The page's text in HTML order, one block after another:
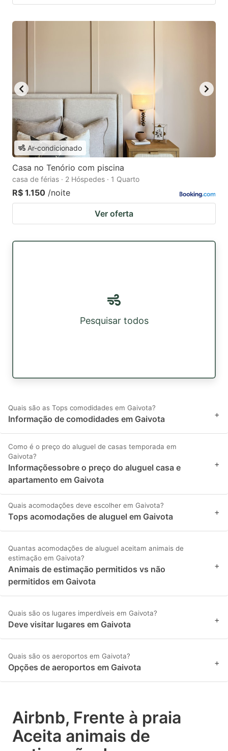
Ar-condicionado
Casa no Tenório com piscina
casa de férias · 2 Hóspedes · 1 Quarto
R$ 1.150 /noite
Ver oferta
Pesquisar todos
Quais são as Tops comodidades em Gaivota?
Informação de comodidades em Gaivota +
Como é o preço do aluguel de casas temporada em
Gaivota?
Informaçõessobre o preço do aluguel casa e
apartamento em Gaivota
+
Quais acomodações deve escolher em Gaivota?
Tops acomodações de aluguel em Gaivota +
Quantas acomodações de aluguel aceitam animais de
estimação em Gaivota?
Animais de estimação permitidos vs não
permitidos em Gaivota
+
Quais são os lugares imperdíveis em Gaivota?
Deve visitar lugares em Gaivota +
Quais são os aeroportos em Gaivota?
Opções de aeroportos em Gaivota +
Airbnb, Frente à praia
Aceita animais de